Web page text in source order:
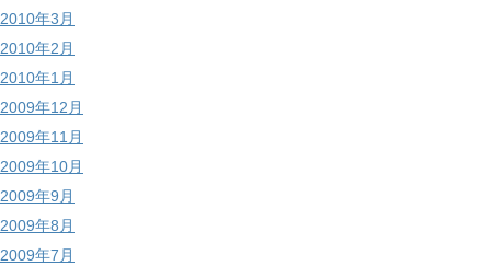
2010年3月
2010年2月
2010年1月
2009年12月
2009年11月
2009年10月
2009年9月
2009年8月
2009年7月